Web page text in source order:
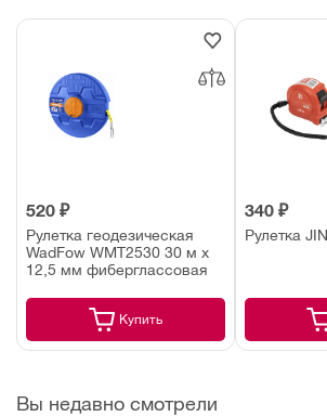
520 ₽
Рулетка геодезическая
WadFow WMT2530 30 м х
12,5 мм фиберглассовая
Купить
340 ₽
Рулетка
Вы недавно смотрели